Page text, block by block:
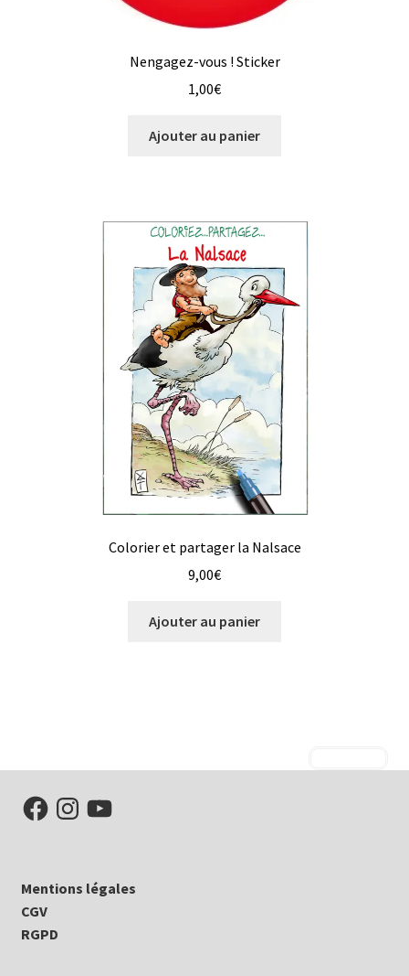
Nengagez-vous ! Sticker
1,00€
Ajouter au panier
Colorier et partager la Nalsace
9,00€
Ajouter au panier
Mentions légales
CGV
RGPD